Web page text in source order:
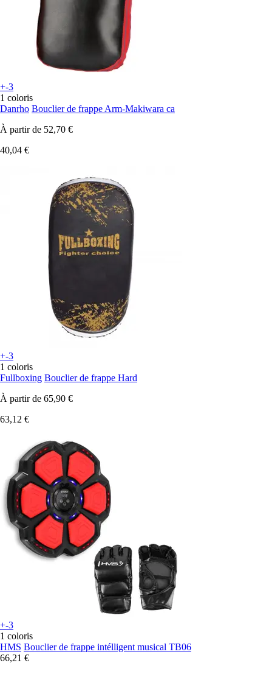
+-3
1 coloris
Danrho Bouclier de frappe Arm-Makiwara ca
À partir de 52,70 €
40,04 €
+-3
1 coloris
Fullboxing Bouclier de frappe Hard
À partir de 65,90 €
63,12 €
+-3
1 coloris
HMS Bouclier de frappe intélligent musical TB06
66,21 €